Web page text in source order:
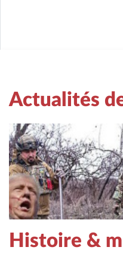
Actualités
Histoire &